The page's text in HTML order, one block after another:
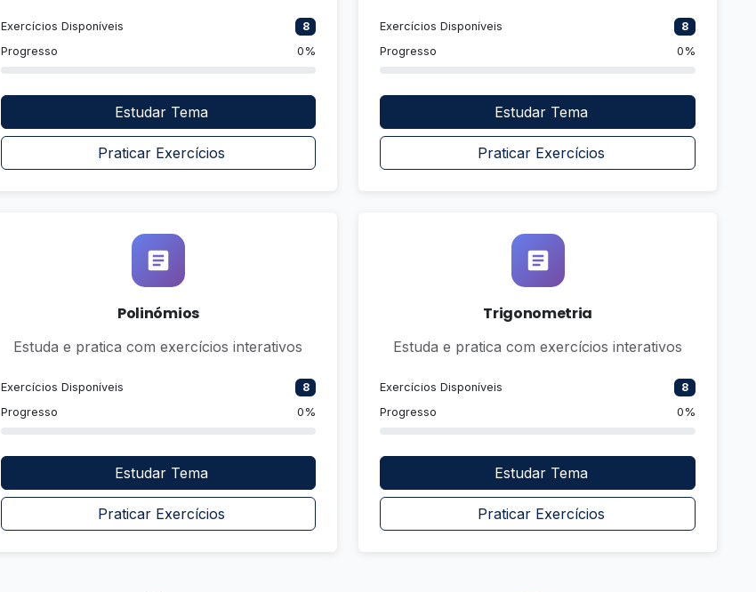
Exercícios Disponíveis
8
Progresso
0%
Estudar Tema
Praticar Exercícios
Exercícios Disponíveis
8
Progresso
0%
Estudar Tema
Praticar Exercícios
Polinómios
Estuda e pratica com exercícios interativos
Exercícios Disponíveis
8
Progresso
0%
Estudar Tema
Praticar Exercícios
Trigonometria
Estuda e pratica com exercícios interativos
Exercícios Disponíveis
8
Progresso
0%
Estudar Tema
Praticar Exercícios